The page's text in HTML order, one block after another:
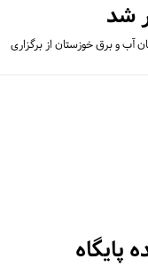
شد
و برق خوزستان از برگزاری